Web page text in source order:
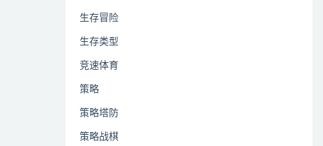
生存冒险
生存类型
竞速体育
策略
策略塔防
策略战棋